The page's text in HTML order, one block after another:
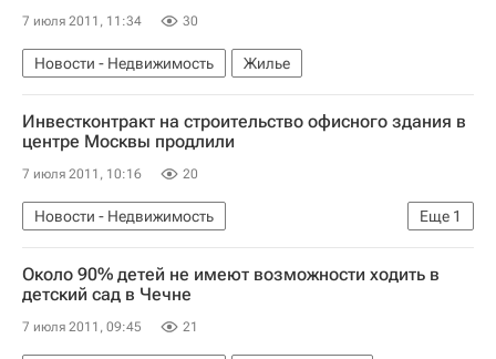
7 июля 2011, 11:34 30
Новости - Недвижимость Жилье
Инвестконтракт на строительство офисного здания в
центре Москвы продлили
7 июля 2011, 10:16 20
Еще 1
Новости - Недвижимость
Коммерческая недвижимость
Около 90% детей не имеют возможности ходить в
детский сад в Чечне
7 июля 2011, 09:45 21